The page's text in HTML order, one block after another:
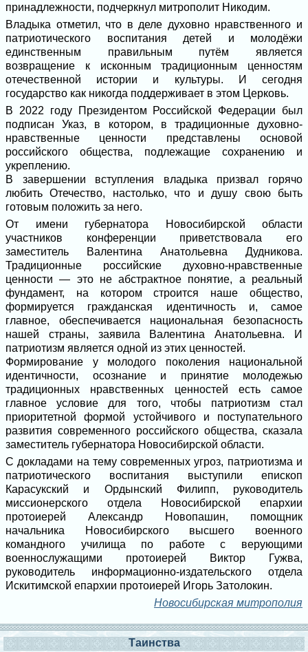
принадлежности, подчеркнул митрополит Никодим.
Владыка отметил, что в деле духовно нравственного и
патриотического воспитания детей и молодёжи
единственным правильным путём является
возвращение к исконным традиционным ценностям
отечественной истории и культуры. И сегодня
государство как никогда поддерживает в этом Церковь.
В 2022 году Президентом Российской Федерации был
подписан Указ, в котором, в традиционные духовно-
нравственные ценности представлены основой
российского общества, подлежащие сохранению и
укреплению.
В завершении вступления владыка призвал горячо
любить Отечество, настолько, что и душу свою быть
готовым положить за него.
От имени губернатора Новосибирской области
участников конференции приветствовала его
заместитель Валентина Анатольевна Дудникова.
Традиционные российские духовно-нравственные
ценности — это не абстрактное понятие, а реальный
фундамент, на котором строится наше общество,
формируется гражданская идентичность и, самое
главное, обеспечивается национальная безопасность
нашей страны, заявила Валентина Анатольевна. И
патриотизм является одной из этих ценностей.
Формирование у молодого поколения национальной
идентичности, осознание и принятие молодежью
традиционных нравственных ценностей есть самое
главное условие для того, чтобы патриотизм стал
приоритетной формой устойчивого и поступательного
развития современного российского общества, сказала
заместитель губернатора Новосибирской области.
С докладами на тему современных угроз, патриотизма и
патриотического воспитания выступили епископ
Карасукский и Ордынский Филипп, руководитель
миссионерского отдела Новосибирской епархии
протоиерей Александр Новопашин, помощник
начальника Новосибирского высшего военного
командного училища по работе с верующими
военнослужащими протоиерей Виктор Гужва,
руководитель информационно-издательского отдела
Искитимской епархии протоиерей Игорь Затолокин.
Новосибирская митрополия
Таинства